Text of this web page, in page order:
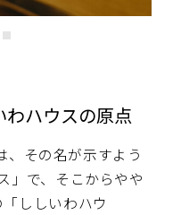
わハウスの原点
、その名が示すよう
」で、そこからやや
ししいわハウ